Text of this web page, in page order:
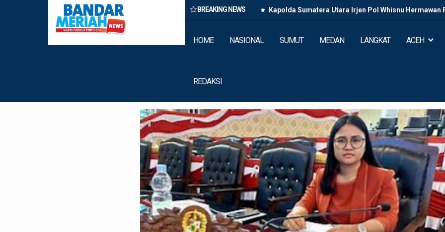
BREAKING NEWS
Nias Utara, Jalan Penggerak Ekonomi Mulai Dibenahi
Kapolda Sumatera Utara Irjen Pol Whisnu
HOME NASIONAL SUMUT MEDAN LANGKAT ACEH
REDAKSI